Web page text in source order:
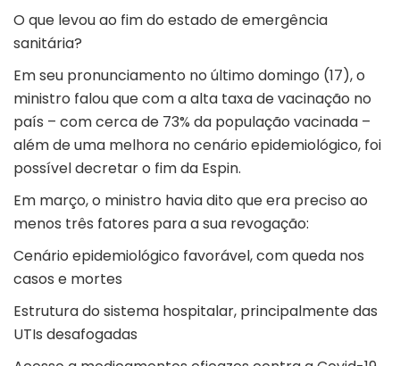
O que levou ao fim do estado de emergência
sanitária?
Em seu pronunciamento no último domingo (17), o
ministro falou que com a alta taxa de vacinação no
país – com cerca de 73% da população vacinada –
além de uma melhora no cenário epidemiológico, foi
possível decretar o fim da Espin.
Em março, o ministro havia dito que era preciso ao
menos três fatores para a sua revogação:
Cenário epidemiológico favorável, com queda nos
casos e mortes
Estrutura do sistema hospitalar, principalmente das
UTIs desafogadas